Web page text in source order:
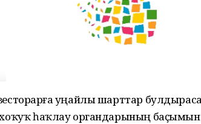
уңайлы шарттар
һаҡлау органдарының баҫымын